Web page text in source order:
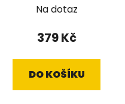
Na dotaz
379 Kč
DO KOŠÍKU